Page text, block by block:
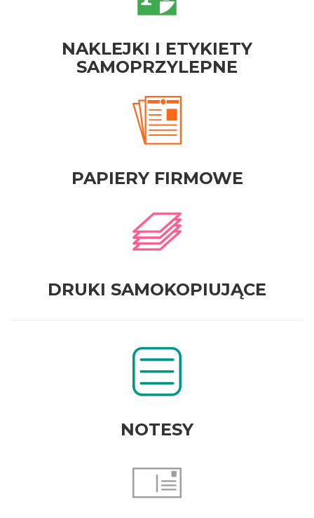
NAKLEJKI I ETYKIETY
SAMOPRZYLEPNE
PAPIERY FIRMOWE
DRUKI SAMOKOPIUJĄCE
NOTESY